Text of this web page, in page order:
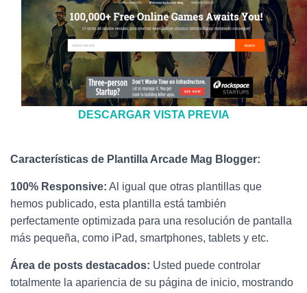
DESCARGAR VISTA PREVIA
Características de Plantilla Arcade Mag Blogger:
100% Responsive: Al igual que otras plantillas que
hemos publicado, esta plantilla está también
perfectamente optimizada para una resolución de pantalla
más pequeña, como iPad, smartphones, tablets y etc.
Área de posts destacados: Usted puede controlar
totalmente la apariencia de su página de inicio, mostrando